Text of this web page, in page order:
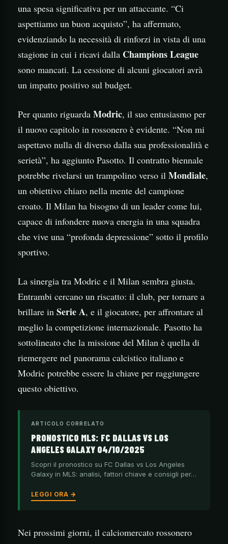
una spesa significativa per un attaccante. “Ci
aspettiamo un buon acquisto”, ha affermato,
evidenziando la necessità di rinforzi in vista di una
stagione in cui i ricavi dalla Champions League
sono mancati. La cessione di alcuni giocatori avrà
un impatto positivo sul budget.
Per quanto riguarda Modric, il suo entusiasmo per
il nuovo capitolo in rossonero è evidente. “Non mi
aspettavo nulla di diverso dalla sua professionalità e
serietà”, ha aggiunto Pasotto. Il contratto biennale
potrebbe rivelarsi un trampolino verso il Mondiale,
un obiettivo chiaro nella mente del campione
croato. Il Milan ha bisogno di un leader come lui,
capace di infondere nuova energia in una squadra
che vive una “profonda depressione” sotto il profilo
sportivo.
La sinergia tra Modric e il Milan sembra giusta.
Entrambi cercano un riscatto: il club, per tornare a
brillare in Serie A, e il giocatore, per affrontare al
meglio la competizione internazionale. Pasotto ha
sottolineato che la missione del Milan è quella di
riemergere nel panorama calcistico italiano e
Modric potrebbe essere la chiave per raggiungere
questo obiettivo.
ARTICOLO CORRELATO
PRONOSTICO MLS: FC DALLAS VS LOS
ANGELES GALAXY 04/10/2025
Scopri il pronostico su FC Dallas vs Los Angeles
Galaxy in MLS: analisi, fattori chiave e consigli per…
LEGGI ORA →
Nei prossimi giorni, il calciomercato rossonero